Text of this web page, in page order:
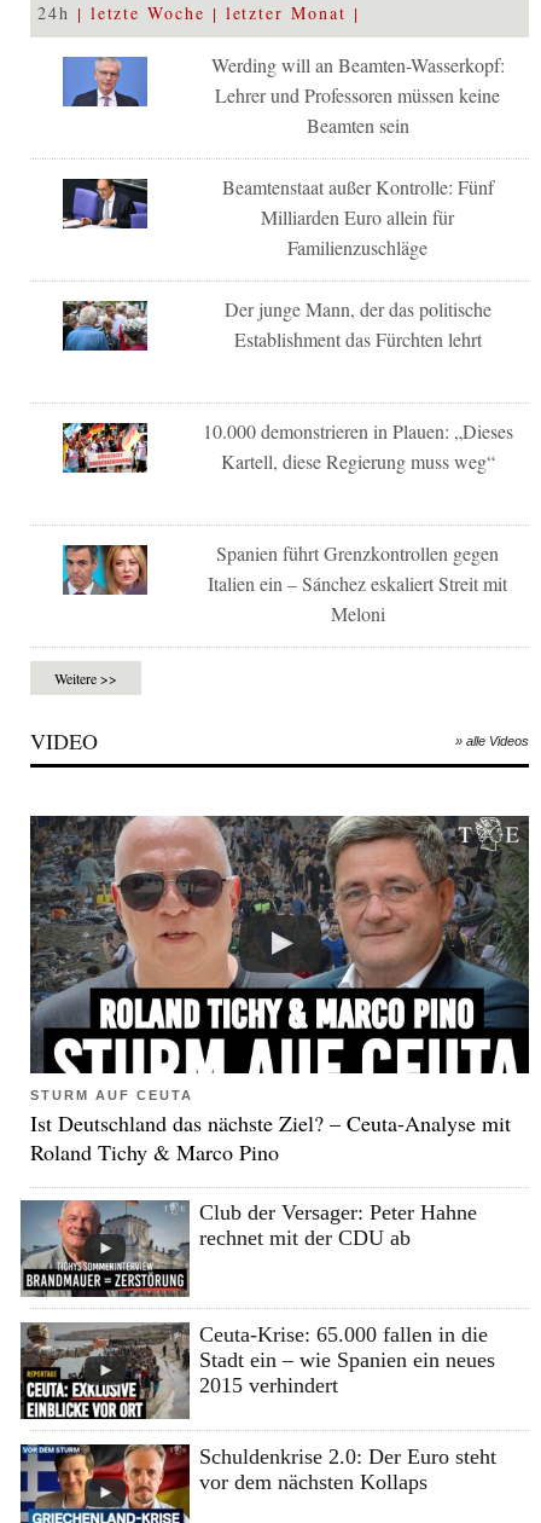
24h letzte Woche letzter Monat
Werding will an Beamten-Wasserkopf:
Lehrer und Professoren müssen keine
Beamten sein
Beamtenstaat außer Kontrolle: Fünf
Milliarden Euro allein für
Familienzuschläge
Der junge Mann, der das politische
Establishment das Fürchten lehrt
10.000 demonstrieren in Plauen: „Dieses
Kartell, diese Regierung muss weg“
Spanien führt Grenzkontrollen gegen
Italien ein – Sánchez eskaliert Streit mit
Meloni
Weitere >>
VIDEO » alle Videos
STURM AUF CEUTA
Ist Deutschland das nächste Ziel? – Ceuta-Analyse mit
Roland Tichy & Marco Pino
Club der Versager: Peter Hahne
rechnet mit der CDU ab
Ceuta-Krise: 65.000 fallen in die
Stadt ein – wie Spanien ein neues
2015 verhindert
Schuldenkrise 2.0: Der Euro steht
vor dem nächsten Kollaps